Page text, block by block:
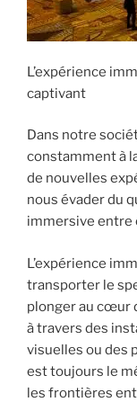
L’expérience
captivant
Dans notre
constamment à
de nouvelles
nous évader du
immersive entre
L’expérience
transporter le
plonger au cœur
à travers des
visuelles ou des
est toujours le
les frontières